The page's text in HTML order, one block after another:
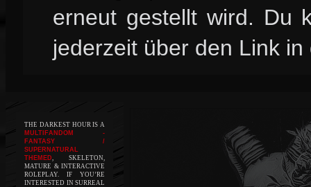
erneut gestellt wird. Du
jederzeit über den Link
THE DARKEST HOUR IS A
MULTIFANDOM -
FANTASY /
SUPERNATURAL
THEMED, SKELETON,
MATURE & INTERACTIVE
ROLEPLAY. IF YOU’RE
INTERESTED IN SURREAL